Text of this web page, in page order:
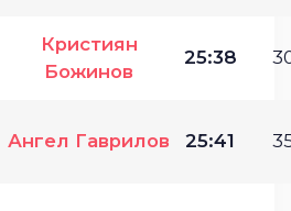
Кристиян
Божинов
25:38
Ангел Гаврилов 25:41